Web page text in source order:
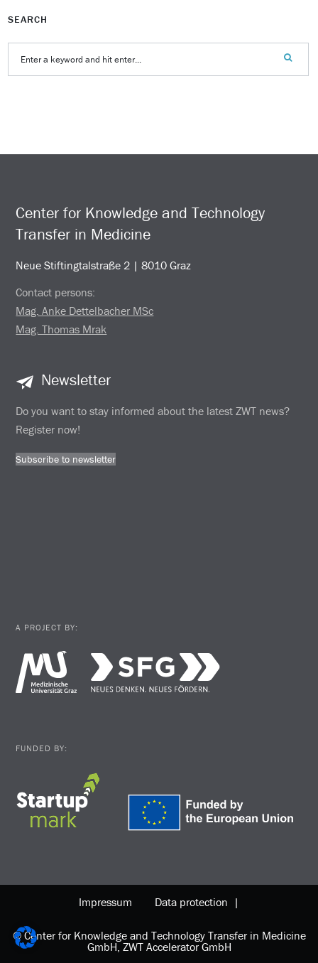
SEARCH
Center for Knowledge and Technology
Transfer in Medicine
Neue Stiftingtalstraße 2 | 8010 Graz
Contact persons:
Mag. Anke Dettelbacher MSc
Mag. Thomas Mrak
Newsletter
Do you want to stay informed about the latest ZWT news?
Register now!
Subscribe to newsletter
A PROJECT BY:
FUNDED BY:
Impressum Data protection |
© Center for Knowledge and Technology Transfer in Medicine
GmbH, ZWT Accelerator GmbH